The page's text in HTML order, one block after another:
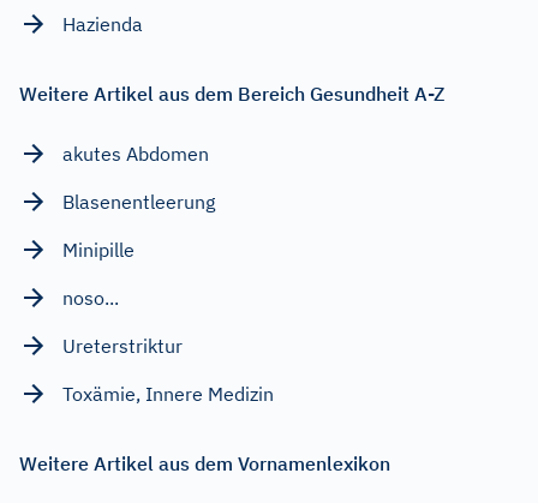
Hazienda
Weitere Artikel aus dem Bereich Gesundheit A-Z
akutes Abdomen
Blasenentleerung
Minipille
noso...
Ureterstriktur
Toxämie, Innere Medizin
Weitere Artikel aus dem Vornamenlexikon